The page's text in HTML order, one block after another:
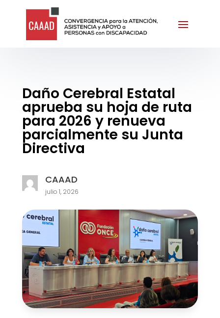
Daño Cerebral Estatal
aprueba su hoja de ruta
para 2026 y renueva
parcialmente su Junta
Directiva
CAAAD
julio 1, 2026